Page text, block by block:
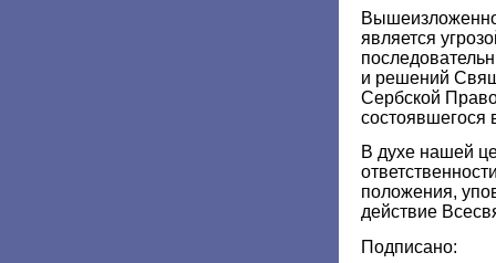
является
и решений
Сербской
состоявшегося
В духе нашей
положения,
действие
Подписано: